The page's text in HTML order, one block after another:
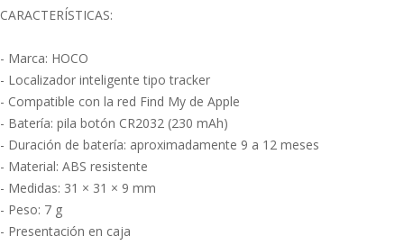
CARACTERÍSTICAS:
- Marca: HOCO
- Localizador inteligente tipo tracker
- Compatible con la red Find My de Apple
- Batería: pila botón CR2032 (230 mAh)
- Duración de batería: aproximadamente 9 a 12 meses
- Material: ABS resistente
- Medidas: 31 × 31 × 9 mm
- Peso: 7 g
- Presentación en caja